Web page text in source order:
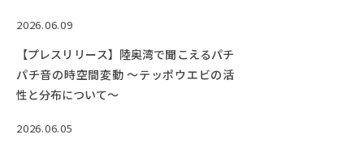
〒514-8507
Facebook
X YouTube
2026.06.09
【プレスリリース】陸奥湾で聞こえるパチ
パチ音の時空間変動 ～テッポウエビの活
性と分布について～
2026.06.05